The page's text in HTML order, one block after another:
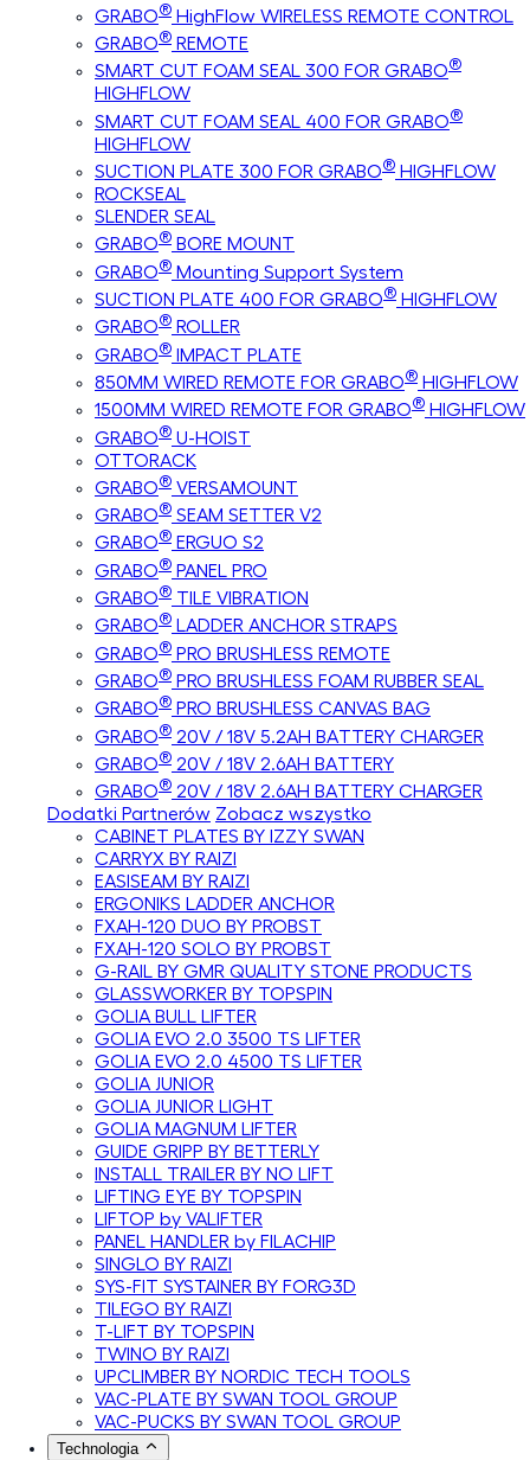
GRABO® HighFlow WIRELESS REMOTE CONTROL
GRABO® REMOTE
SMART CUT FOAM SEAL 300 FOR GRABO®
HIGHFLOW
SMART CUT FOAM SEAL 400 FOR GRABO®
HIGHFLOW
SUCTION PLATE 300 FOR GRABO® HIGHFLOW
ROCKSEAL
SLENDER SEAL
GRABO® BORE MOUNT
GRABO® Mounting Support System
SUCTION PLATE 400 FOR GRABO® HIGHFLOW
GRABO® ROLLER
GRABO® IMPACT PLATE
850MM WIRED REMOTE FOR GRABO® HIGHFLOW
1500MM WIRED REMOTE FOR GRABO® HIGHFLOW
GRABO® U-HOIST
OTTORACK
GRABO® VERSAMOUNT
GRABO® SEAM SETTER V2
GRABO® ERGUO S2
GRABO® PANEL PRO
GRABO® TILE VIBRATION
GRABO® LADDER ANCHOR STRAPS
GRABO® PRO BRUSHLESS REMOTE
GRABO® PRO BRUSHLESS FOAM RUBBER SEAL
GRABO® PRO BRUSHLESS CANVAS BAG
GRABO® 20V / 18V 5.2AH BATTERY CHARGER
GRABO® 20V / 18V 2.6AH BATTERY
GRABO® 20V / 18V 2.6AH BATTERY CHARGER
Dodatki Partnerów Zobacz wszystko
CABINET PLATES BY IZZY SWAN
CARRYX BY RAIZI
EASISEAM BY RAIZI
ERGONIKS LADDER ANCHOR
FXAH-120 DUO BY PROBST
FXAH-120 SOLO BY PROBST
G-RAIL BY GMR QUALITY STONE PRODUCTS
GLASSWORKER BY TOPSPIN
GOLIA BULL LIFTER
GOLIA EVO 2.0 3500 TS LIFTER
GOLIA EVO 2.0 4500 TS LIFTER
GOLIA JUNIOR
GOLIA JUNIOR LIGHT
GOLIA MAGNUM LIFTER
GUIDE GRIPP BY BETTERLY
INSTALL TRAILER BY NO LIFT
LIFTING EYE BY TOPSPIN
LIFTOP by VALIFTER
PANEL HANDLER by FILACHIP
SINGLO BY RAIZI
SYS-FIT SYSTAINER BY FORG3D
TILEGO BY RAIZI
T-LIFT BY TOPSPIN
TWINO BY RAIZI
UPCLIMBER BY NORDIC TECH TOOLS
VAC-PLATE BY SWAN TOOL GROUP
VAC-PUCKS BY SWAN TOOL GROUP
Technologia